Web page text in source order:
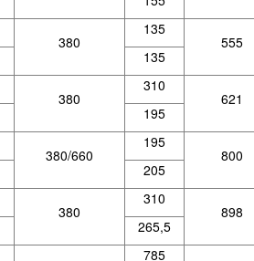
380
135
555
135
380
310
621
195
380/660
195
800
205
380
310
898
265,5
785